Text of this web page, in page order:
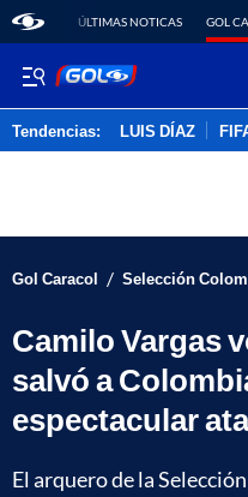
ÚLTIMAS NOTICAS GOL
Tendencias: LUIS DÍAZ
Gol Caracol / Selección
Camilo Vargas
salvó a
espectacular
El arquero de la